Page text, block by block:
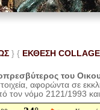
} { ΕΚΘΕΣΗ COLLAGE
του
αφορώντα σε
τον νόμο 2121/1993